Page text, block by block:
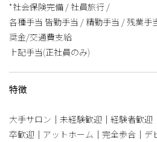
*社会保険完備 / 社員旅行 /
各種手当 皆勤手当 / 精勤手当 / 残業手
奨金/交通費支給
上記手当(正社員のみ)
特徴
大手サロン｜未経験歓迎｜経験者歓
卒歓迎｜アットホーム｜完全歩合｜デ